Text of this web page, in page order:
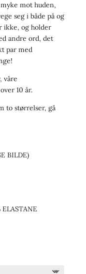
mot huden,
seg i både på og
ikke, og holder
andre ord, det
par med
våre
10 år.
to størrelser, gå
BILDE)
ELASTANE